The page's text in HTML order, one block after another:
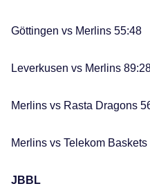
Göttingen vs Merlins 55:48
Leverkusen vs Merlins
Merlins vs Rasta Dragons
Merlins vs Telekom
JBBL